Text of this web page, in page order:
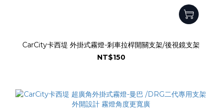
CarCity卡西堤 外掛式霧燈-剎車拉桿開關支架/後視鏡支架
NT$150